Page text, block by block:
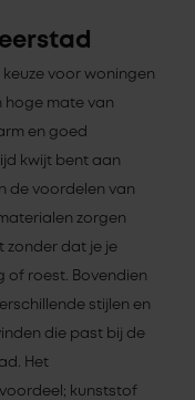
voor woningen
hoge mate van
en goed
kwijt bent aan
de voordelen van
zorgen
zonder dat je je
of roest. Bovendien
stijlen en
die past bij de
Het
kunststof